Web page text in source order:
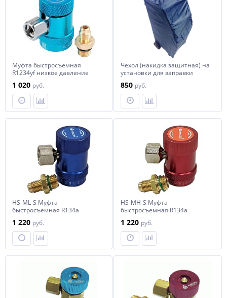
Муфта быстросъемная
R1234yf низкое давление
1 020 руб.
Чехол (накидка защитная) на
установки для заправки
кондиционеров Nordberg
NF22
850 руб.
HS-ML-S Муфта
быстросъемная R134a
1 220 руб.
HS-MH-S Муфта
быстросъемная R134a
1 220 руб.